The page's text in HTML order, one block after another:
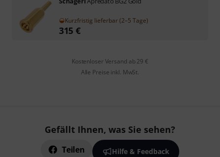
Kurzfristig lieferbar (2–5 Tage)
315 €
Kostenloser Versand ab 29 €
Alle Preise inkl. MwSt.
Gefällt Ihnen, was Sie sehen?
Teilen Hilfe & Feedback